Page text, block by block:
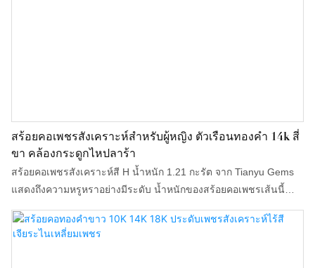
สร้อยคอเพชรสังเคราะห์สำหรับผู้หญิง ตัวเรือนทองคำ 14k สี่
ขา คล้องกระดูกไหปลาร้า
สร้อยคอเพชรสังเคราะห์สี H น้ำหนัก 1.21 กะรัต จาก Tianyu Gems
แสดงถึงความหรูหราอย่างมีระดับ น้ำหนักของสร้อยคอเพชรเส้นนี้
ประมาณ 2.35 กรัม